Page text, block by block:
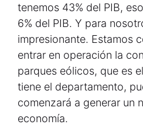
tenemos 43% del PIB,
6% del PIB. Y para
impresionante. Estamos
entrar en operación la
parques eólicos, que es
tiene el departamento,
comenzará a generar un
economía.